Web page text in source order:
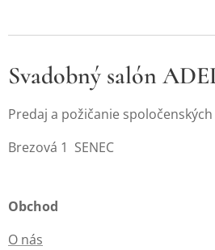
Svadobný salón
Predaj a požičanie
Brezová 1 SENEC
Obchod
O nás